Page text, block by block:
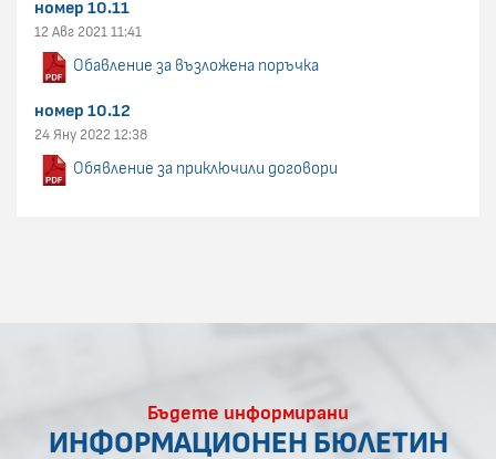
номер 10.11
12 Авг 2021 11:41
Обавление за възложена поръчка
номер 10.12
24 Яну 2022 12:38
Обявление за приключили договори
Бъдете информирани
ИНФОРМАЦИОНЕН БЮЛЕТИН